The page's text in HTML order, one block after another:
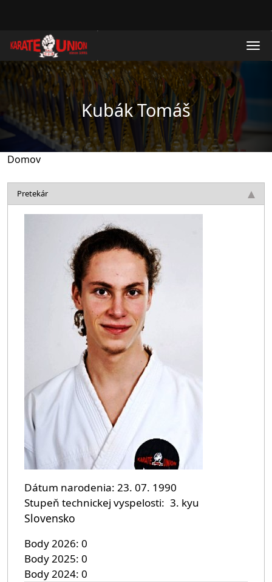
Kubák Tomáš
Domov
Pretekár
Dátum narodenia 23. 07. 1990
Stupeň technickej vyspelosti
3. kyu
Slovensko
Body 2026 0
Body 2025 0
Body 2024 0